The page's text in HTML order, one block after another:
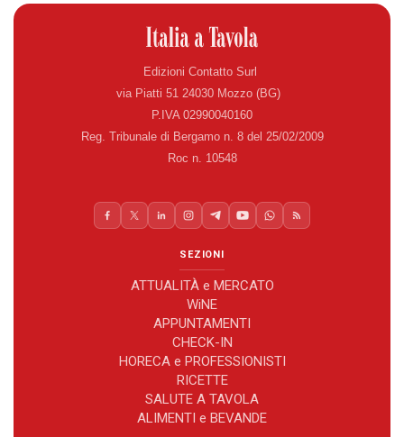
Edizioni Contatto Surl
via Piatti 51 24030 Mozzo (BG)
P.IVA 02990040160
Reg. Tribunale di Bergamo n. 8 del 25/02/2009
Roc n. 10548
SEZIONI
ATTUALITÀ e MERCATO
WiNE
APPUNTAMENTI
CHECK-IN
HORECA e PROFESSIONISTI
RICETTE
SALUTE A TAVOLA
ALIMENTI e BEVANDE